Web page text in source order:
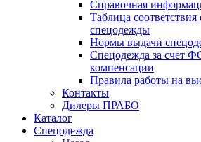
Справочная
Таблица соответствия
спецодежды
Нормы выдачи
Спецодежда за счет
компенсации
Правила работы на
Контакты
Дилеры ПРАБО
Каталог
Спецодежда